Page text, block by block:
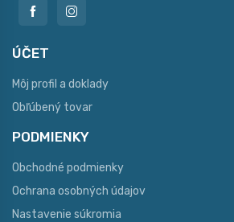
ÚČET
Môj profil a doklady
Obľúbený tovar
PODMIENKY
Obchodné podmienky
Ochrana osobných údajov
Nastavenie súkromia